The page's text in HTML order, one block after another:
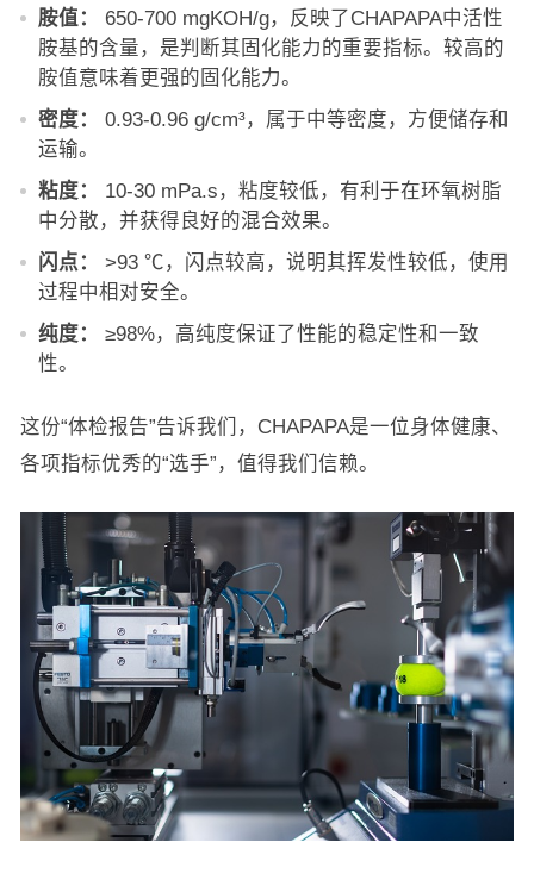
胺值：
650-700 mgKOH/g，反映了CHAPAPA中活性
胺基的含量，是判断其固化能力的重要指标。较高的
胺值意味着更强的固化能力。
密度：
0.93-0.96 g/cm³，属于中等密度，方便储存和
运输。
粘度：
10-30 mPa.s，粘度较低，有利于在环氧树脂
中分散，并获得良好的混合效果。
闪点：
>93 ℃，闪点较高，说明其挥发性较低，使用
过程中相对安全。
纯度：
≥98%，高纯度保证了性能的稳定性和一致
性。
这份“体检报告”告诉我们，CHAPAPA是一位身体健康、
各项指标优秀的“选手”，值得我们信赖。